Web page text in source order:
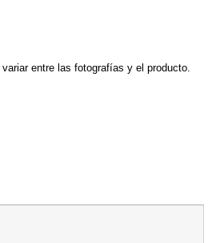
entre las fotografías y el producto.